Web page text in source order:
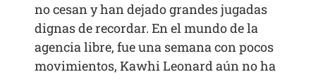
no cesan y han dejado grandes jugadas
dignas de recordar. En el mundo de la
agencia libre, fue una semana con pocos
movimientos, Kawhi Leonard aún no ha